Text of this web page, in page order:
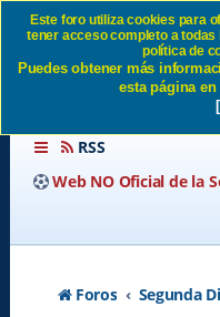
Sólo
RSS
Web NO Oficial de la
Foros
Este foro utiliza cookies para
tener acceso completo a
política de
Puedes obtener más
esta página